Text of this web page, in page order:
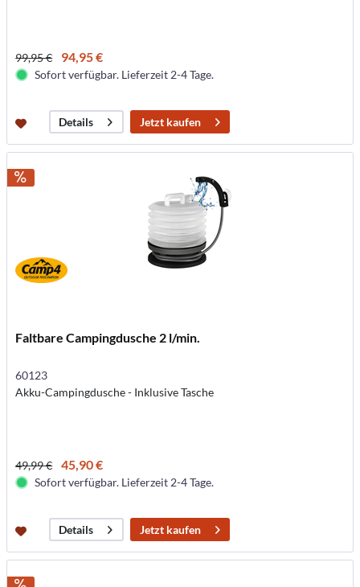
99,95 € 94,95 €
Sofort verfügbar. Lieferzeit 2-4 Tage.
Details Jetzt kaufen
Faltbare Campingdusche 2 l/min.
60123
Akku-Campingdusche - Inklusive Tasche
49,99 € 45,90 €
Sofort verfügbar. Lieferzeit 2-4 Tage.
Details Jetzt kaufen